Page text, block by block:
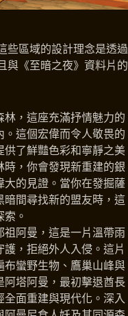
些區域的設計理念是透過
與《至暗之夜》資料片的
林，這座充滿抒情魅力的
這個宏偉而令人敬畏的
供了鮮豔色彩和寧靜之美
時，你會發現新重建的銀
大的見證。當你在發掘薩
暗間尋找新的盟友時，這
。
阿曼，這是一片溫帶雨
，拒絕外人入侵。這片
布蠻野生物、鷹巢山峰與
阿塔阿曼，最初擊退酋長
面重建與現代化。深入